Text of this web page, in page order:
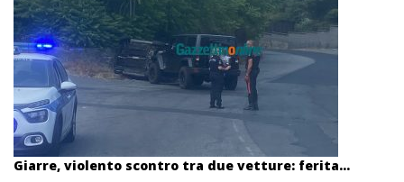
Giarre, violento scontro tra due vetture: ferita...